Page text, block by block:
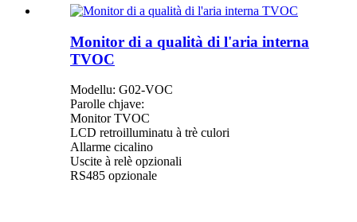
Monitor di a qualità di l'aria interna
TVOC
Modellu: G02-VOC
Parolle chjave:
Monitor TVOC
LCD retroilluminatu à trè culori
Allarme cicalino
Uscite à relè opzionali
RS485 opzionale